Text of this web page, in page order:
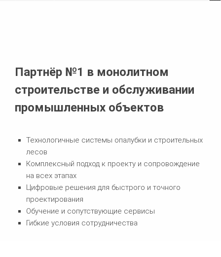
Партнёр №1 в монолитном
строительстве и обслуживании
промышленных объектов
Технологичные системы опалубки и строительных
лесов
Комплексный подход к проекту и сопровождение
на всех этапах
Цифровые решения для быстрого и точного
проектирования
Обучение и сопутствующие сервисы
Гибкие условия сотрудничества